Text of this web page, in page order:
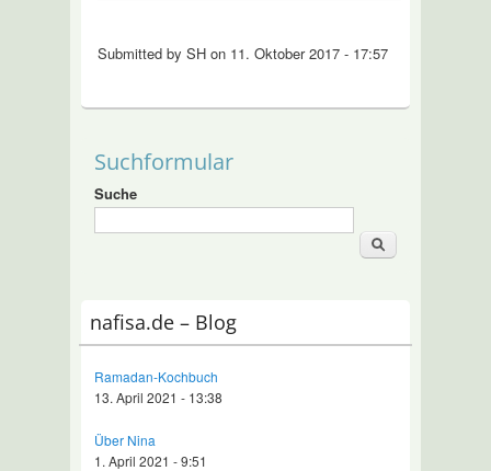
Submitted by SH on 11. Oktober 2017 - 17:57
Suchformular
Suche
nafisa.de – Blog
Ramadan-Kochbuch
13. April 2021 - 13:38
Über Nina
1. April 2021 - 9:51